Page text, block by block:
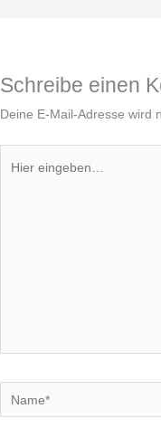
Schreibe einen
Deine E-Mail-Adresse wird
eingeben…
Name*